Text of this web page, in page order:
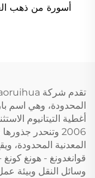
أسورة من ذهب
المحدودة، وهي اسم
أغطية التيتانيوم
2006 وتنحدر
المعدنية المحدودة،
قوانغدونغ - هونغ
وسائل النقل وبيئة